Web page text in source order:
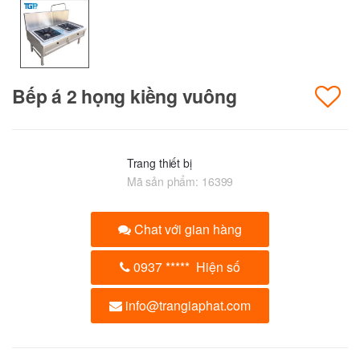
Bếp á 2 họng kiềng vuông
Trang thiết bị
Mã sản phẩm: 16399
Chat với gian hàng
0937***** Hiện số
info@trangiaphat.com